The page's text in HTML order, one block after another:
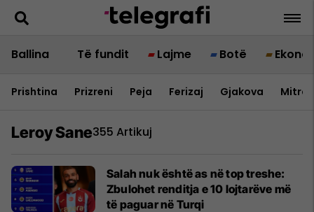
Ballina Të fundit Lajme Botë
Prishtina Prizreni Peja Ferizaj Gjakova
Leroy Sane355 Artikuj
Salah nuk është as në top treshe:
Zbulohet renditja e 10 lojtarëve më
të paguar në Turqi